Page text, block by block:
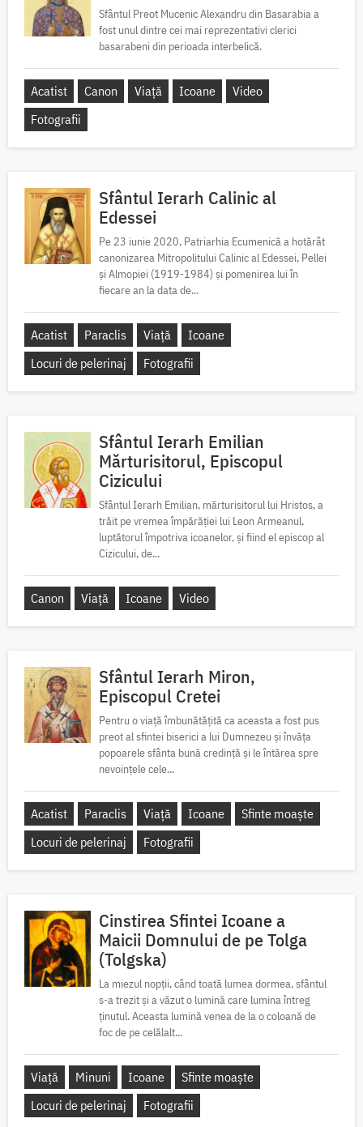
Sfântul Preot Mucenic Alexandru din Basarabia a
fost unul dintre cei mai reprezentativi clerici
basarabeni din perioada interbelică.
Acatist Canon Viață Icoane
Video
Fotografii
Sfântul Ierarh Calinic al
Edessei
Pe 23 iunie 2020, Patriarhia Ecumenică a hotărât
canonizarea Mitropolitului Calinic al Edessei, Pellei
și Almopiei (1919-1984) și pomenirea lui în
fiecare an la data de...
Acatist Paraclis Viață
Icoane
Locuri de pelerinaj
Fotografii
Sfântul Ierarh Emilian
Mărturisitorul, Episcopul
Cizicului
Sfântul Ierarh Emilian, mărturisitorul lui Hristos, a
trăit pe vremea împărăției lui Leon Armeanul,
luptătorul împotriva icoanelor, și fiind el episcop al
Cizicului, de...
Canon Viață Icoane Video
Sfântul Ierarh Miron,
Episcopul Cretei
Pentru o viață îmbunătățită ca aceasta a fost pus
preot al sfintei biserici a lui Dumnezeu și învăța
popoarele sfânta bună credință și le întărea spre
nevoințele cele...
Acatist Paraclis Viață Icoane
Sfinte moaște
Locuri de pelerinaj
Fotografii
Cinstirea Sfintei Icoane a
Maicii Domnului de pe Tolga
(Tolgska)
La miezul nopții, când toată lumea dormea, sfântul
s-a trezit și a văzut o lumină care lumina întreg
ținutul. Aceasta lumină venea de la o coloană de
foc de pe celălalt...
Viață Minuni Icoane
Sfinte moaște
Locuri de pelerinaj
Fotografii